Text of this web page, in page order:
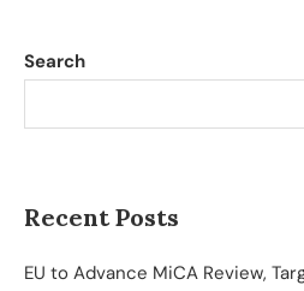
Search
Recent Posts
EU to Advance MiCA Review,